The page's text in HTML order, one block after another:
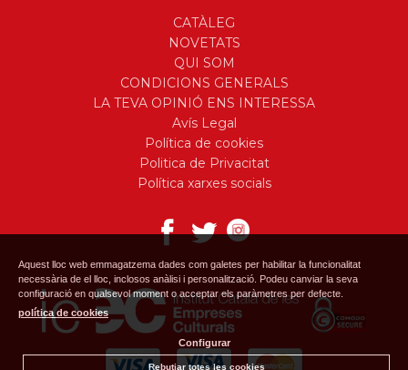
CATÀLEG
NOVETATS
QUI SOM
CONDICIONS GENERALS
LA TEVA OPINIÓ ENS INTERESSA
Avís Legal
Política de cookies
Politica de Privacitat
Política xarxes socials
Aquest lloc web emmagatzema dades com galetes per habilitar la funcionalitat
necessària de el lloc, inclosos anàlisi i personalització. Podeu canviar la seva
configuració en qualsevol moment o acceptar els paràmetres per defecte.
política de cookies
Configurar
Rebutjar totes les cookies